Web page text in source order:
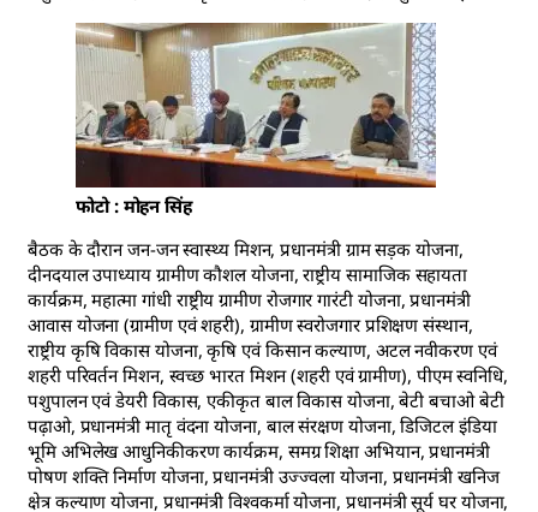
फोटो : मोहन सिंह
बैठक के दौरान जन-जन स्वास्थ्य मिशन, प्रधानमंत्री ग्राम सड़क योजना,
दीनदयाल उपाध्याय ग्रामीण कौशल योजना, राष्ट्रीय सामाजिक सहायता
कार्यक्रम, महात्मा गांधी राष्ट्रीय ग्रामीण रोजगार गारंटी योजना, प्रधानमंत्री
आवास योजना (ग्रामीण एवं शहरी), ग्रामीण स्वरोजगार प्रशिक्षण संस्थान,
राष्ट्रीय कृषि विकास योजना, कृषि एवं किसान कल्याण, अटल नवीकरण एवं
शहरी परिवर्तन मिशन, स्वच्छ भारत मिशन (शहरी एवं ग्रामीण), पीएम स्वनिधि,
पशुपालन एवं डेयरी विकास, एकीकृत बाल विकास योजना, बेटी बचाओ बेटी
पढ़ाओ, प्रधानमंत्री मातृ वंदना योजना, बाल संरक्षण योजना, डिजिटल इंडिया
भूमि अभिलेख आधुनिकीकरण कार्यक्रम, समग्र शिक्षा अभियान, प्रधानमंत्री
पोषण शक्ति निर्माण योजना, प्रधानमंत्री उज्ज्वला योजना, प्रधानमंत्री खनिज
क्षेत्र कल्याण योजना, प्रधानमंत्री विश्वकर्मा योजना, प्रधानमंत्री सूर्य घर योजना,